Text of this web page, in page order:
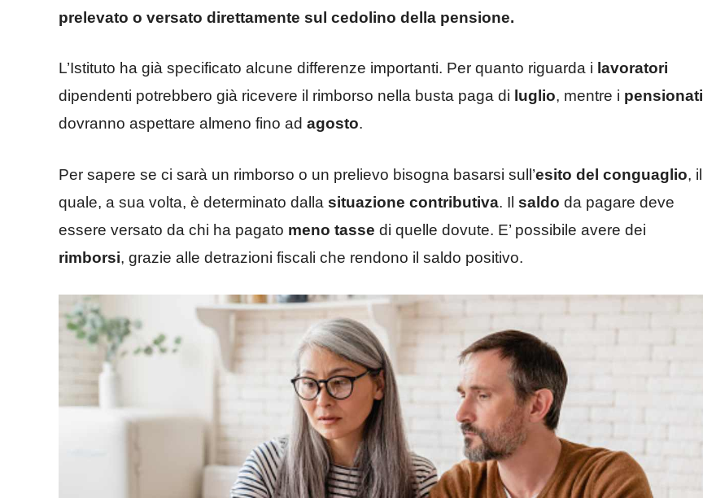
prelevato o versato direttamente sul cedolino della pensione.
L’Istituto ha già specificato alcune differenze importanti. Per quanto riguarda i lavoratori
dipendenti potrebbero già ricevere il rimborso nella busta paga di luglio, mentre i pensionati
dovranno aspettare almeno fino ad agosto.
Per sapere se ci sarà un rimborso o un prelievo bisogna basarsi sull’esito del conguaglio, il
quale, a sua volta, è determinato dalla situazione contributiva. Il saldo da pagare deve
essere versato da chi ha pagato meno tasse di quelle dovute. E’ possibile avere dei
rimborsi, grazie alle detrazioni fiscali che rendono il saldo positivo.